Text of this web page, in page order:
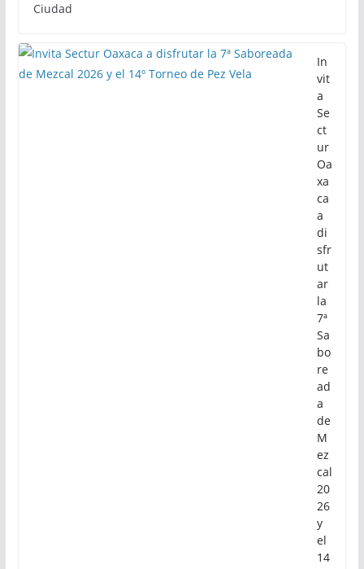
Ciudad
In
vit
a
Se
ct
ur
Oa
xa
ca
a
di
sfr
ut
ar
la
7ª
Sa
bo
re
ad
a
de
M
ez
cal
20
26
y
el
14